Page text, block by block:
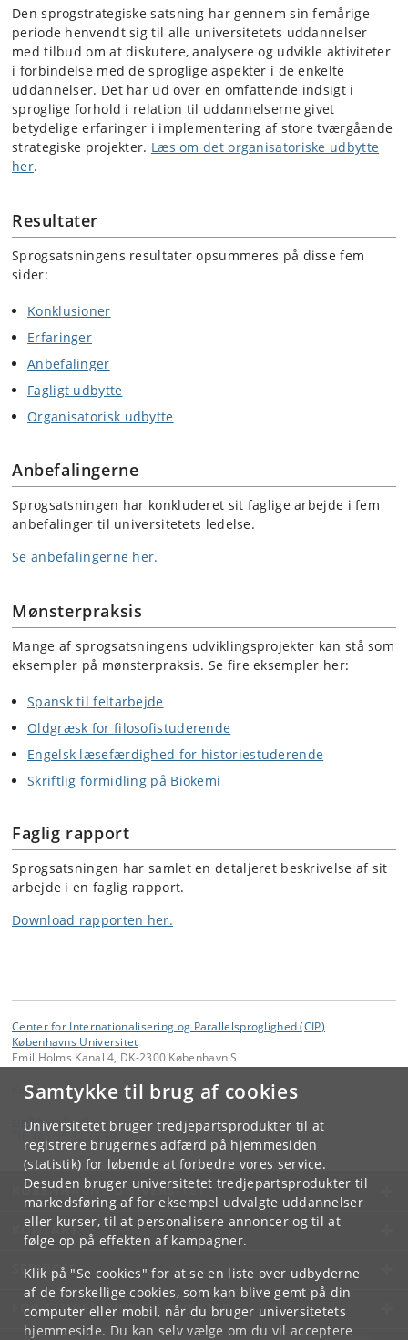
Samtykke til brug af cookies
Universitetet bruger tredjepartsprodukter til at
registrere brugernes adfærd på hjemmesiden
(statistik) for løbende at forbedre vores service.
Desuden bruger universitetet tredjepartsprodukter til
markedsføring af for eksempel udvalgte uddannelser
eller kurser, til at personalisere annoncer og til at
følge op på effekten af kampagner.
Klik på "Se cookies" for at se en liste over udbyderne
af de forskellige cookies, som kan blive gemt på din
computer eller mobil, når du bruger universitetets
hjemmeside. Du kan selv vælge om du vil acceptere
Den sprogstrategiske satsning har gennem sin femårige
periode henvendt sig til alle universitetets uddannelser
med tilbud om at diskutere, analysere og udvikle aktiviteter
i forbindelse med de sproglige aspekter i de enkelte
uddannelser. Det har ud over en omfattende indsigt i
sproglige forhold i relation til uddannelserne givet
betydelige erfaringer i implementering af store tværgående
strategiske projekter. Læs om det organisatoriske udbytte
her.
Resultater
Sprogsatsningens resultater opsummeres på disse fem
sider:
Konklusioner
Erfaringer
Anbefalinger
Fagligt udbytte
Organisatorisk udbytte
Anbefalingerne
Sprogsatsningen har konkluderet sit faglige arbejde i fem
anbefalinger til universitetets ledelse.
Se anbefalingerne her.
Mønsterpraksis
Mange af sprogsatsningens udviklingsprojekter kan stå som
eksempler på mønsterpraksis. Se fire eksempler her:
Spansk til feltarbejde
Oldgræsk for filosofistuderende
Engelsk læsefærdighed for historiestuderende
Skriftlig formidling på Biokemi
Faglig rapport
Sprogsatsningen har samlet en detaljeret beskrivelse af sit
arbejde i en faglig rapport.
Download rapporten her.
Center for Internationalisering og Parallelsproglighed (CIP)
Københavns Universitet
Emil Holms Kanal 4, DK-2300 København S
Kontakt:
cip @hum.ku.dk
KØBENHAVNS UNIVERSITET
KONTAKT
SERVICES
FOR STUDERENDE OG ANSATTE